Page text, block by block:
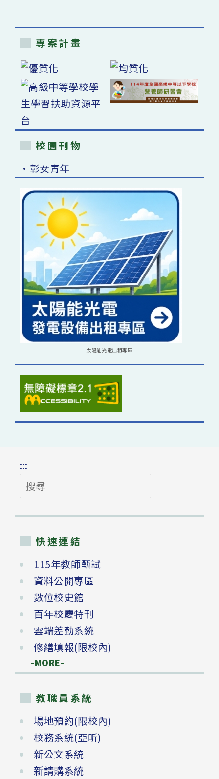
專案計畫
校園刊物
•彰女青年
太陽能光電出租專區
:::
搜
尋
快速連結
115年教師甄試
資料公開專區
數位校史館
百年校慶特刊
雲端差勤系統
修繕填報(限校內)
-MORE-
教職員系統
場地預約(限校內)
校務系統(亞昕)
新公文系統
新請購系統